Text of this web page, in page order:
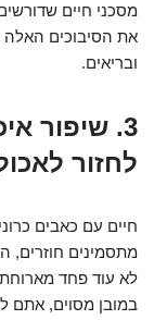
מסכני חיים
את הסיבוכים
ובריאים.
3. שיפור
לחזור
חיים עם כאבים
מתסמינים חוזרים,
לא עוד פחד
במובן מסוים, אתם